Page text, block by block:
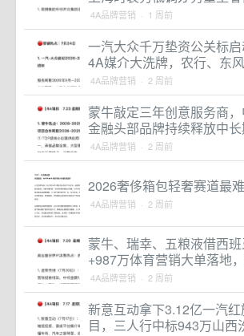
4A品牌营销 · 1 周前
一汽大众千万垫资公关标
4A媒介大洗牌，农行、东
4A品牌营销 · 2 周前
蒙牛敲定三年创意服务商
金融头部品牌持续释放中
4A品牌营销 · 2 周前
2026奢侈箱包轻奢赛道最
4A品牌营销 · 2 周前
蒙牛、瑞幸、五粮液借西
+987万体育营销大单落地
4A品牌营销 · 2 周前
新意互动拿下3.12亿一汽
目，三人行中标943万山